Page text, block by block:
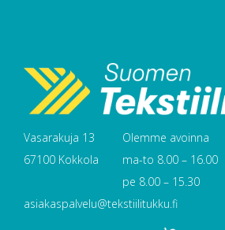
Vasarakuja 13
67100 Kokkola
Olemme avoinna
ma-to 8.00 – 16.00
pe 8.00 – 15.30
asiakaspalvelu@tekstiilitukku.fi